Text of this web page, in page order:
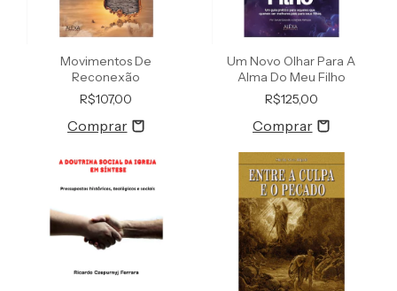
Movimentos De
Reconexão
R$107,00
Um Novo Olhar Para A
Alma Do Meu Filho
R$125,00